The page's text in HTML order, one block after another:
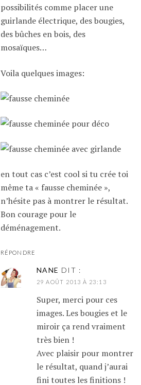
possibilités comme placer une
guirlande électrique, des bougies,
des bûches en bois, des
mosaïques…
Voila quelques images:
en tout cas c’est cool si tu crée toi
même ta « fausse cheminée »,
n’hésite pas à montrer le résultat.
Bon courage pour le
déménagement.
RÉPONDRE
NANE DIT :
29 AOÛT 2013 À 23:13
Super, merci pour ces
images. Les bougies et le
miroir ça rend vraiment
très bien !
Avec plaisir pour montrer
le résultat, quand j’aurai
fini toutes les finitions !